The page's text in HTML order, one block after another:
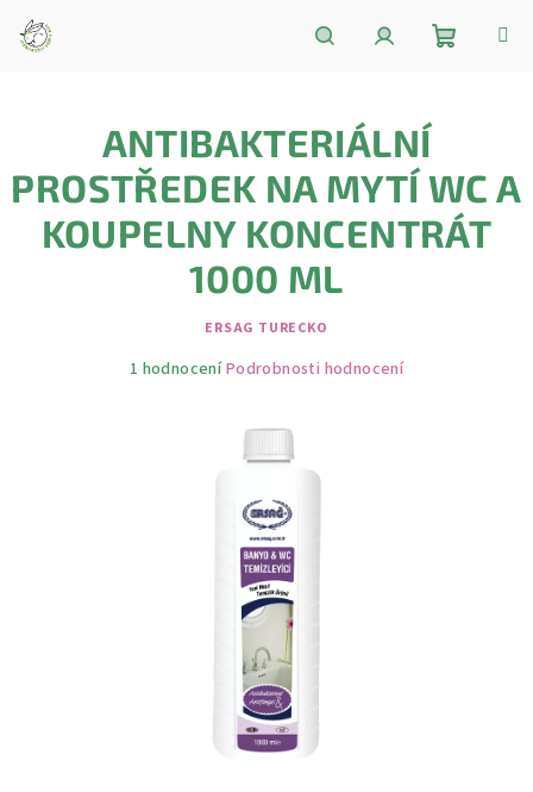
obsah
ANTIBAKTERIÁLNÍ
PROSTŘEDEK NA MYTÍ WC A
KOUPELNY KONCENTRÁT
1000 ML
ERSAG TURECKO
Průměrné
1 hodnoceníPodrobnosti hodnocení